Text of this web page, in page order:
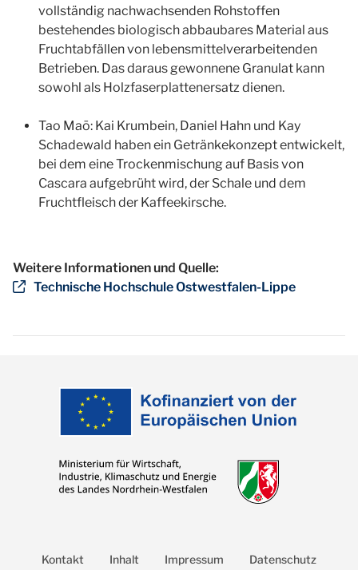
vollständig nachwachsenden Rohstoffen
bestehendes biologisch abbaubares Material aus
Fruchtabfällen von lebensmittelverarbeitenden
Betrieben. Das daraus gewonnene Granulat kann
sowohl als Holzfaserplattenersatz dienen.
Tao Maō: Kai Krumbein, Daniel Hahn und Kay
Schadewald haben ein Getränkekonzept entwickelt,
bei dem eine Trockenmischung auf Basis von
Cascara aufgebrüht wird, der Schale und dem
Fruchtfleisch der Kaffeekirsche.
Weitere Informationen und Quelle:
Technische Hochschule Ostwestfalen-Lippe
Kontakt Inhalt Impressum Datenschutz